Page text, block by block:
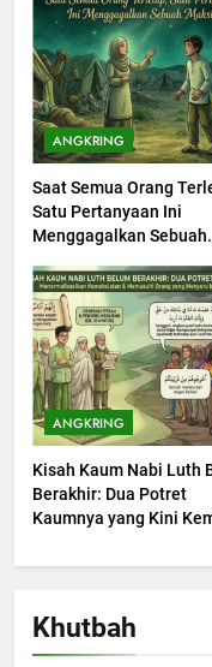
ANGKRING
Saat Semua Orang
Satu Pertanyaan Ini
Menggagalkan Sebuah
ANGKRING
Kisah Kaum Nabi Luth
Berakhir: Dua Potret
Kaumnya yang Kini
Khutbah
201
203